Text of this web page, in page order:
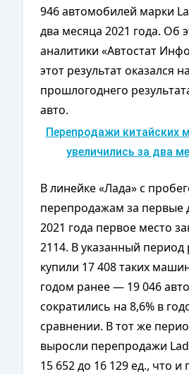
946 автомобилей марки
два месяца 2021 года. Об
аналитики «Автостат
этот результат оказался
прошлогоднего
авто.
Перепродажи китайских
увеличились за два
В линейке «Лада» с
перепродажам за первые
2021 года первое место
2114. В указанный период
купили 17 408 таких
годом ранее — 19 046
сократились на 8,6% в
сравнении. В тот же
выросли перепродажи
15 652 до 16 129 ед., что и